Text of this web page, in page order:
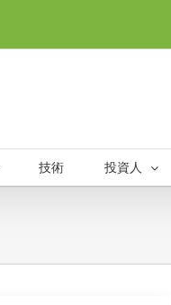
技術 投資人